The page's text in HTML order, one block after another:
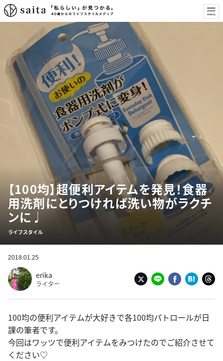
【100均】超便利アイテムを発見！食器
用洗剤にとりつければ洗い物がラクチ
ンに♩
ライフスタイル
2018.01.25
erika
ライター
100均の便利アイテムが大好きで各100均パトロールが日
課の筆者です。
今回はワッツで便利アイテムをみつけたのでご紹介させて
ください♡